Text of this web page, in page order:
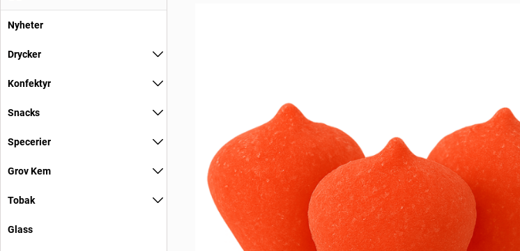
Nyheter
Drycker
Konfektyr
Snacks
Specerier
Grov Kem
Tobak
Glass